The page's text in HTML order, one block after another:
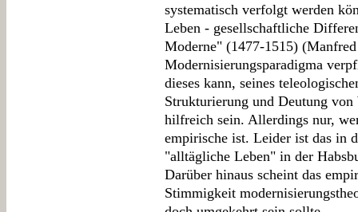
systematisch verfolgt werden
Leben - gesellschaftliche
Moderne" (1477-1515)
Modernisierungsparadigma
dieses kann, seines
Strukturierung und Deutung
hilfreich sein. Allerdings nur,
empirische ist. Leider ist das in
"alltägliche Leben" in der
Darüber hinaus scheint das
Stimmigkeit